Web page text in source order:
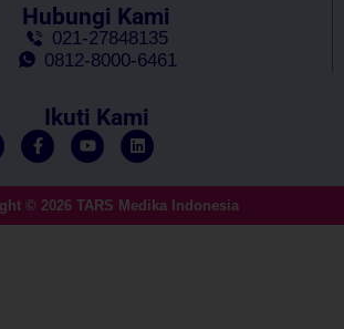
Hubungi Kami
021-27848135
0812-8000-6461
Ikuti Kami
© 2026 TARS Medika Indonesia